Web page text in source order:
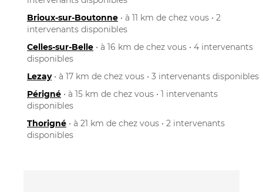
Brioux-sur-Boutonne • à 11 km de chez vous • 2
intervenants disponibles
Celles-sur-Belle • à 16 km de chez vous • 4 intervenants
disponibles
Lezay• à 17 km de chez vous • 3 intervenants disponibles
Périgné • à 15 km de chez vous • 1 intervenants
disponibles
Thorigné • à 21 km de chez vous • 2 intervenants
disponibles